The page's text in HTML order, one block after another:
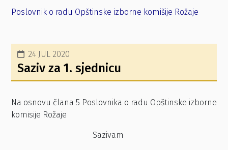
Poslovnik o radu Opštinske izborne komišije Rožaje
24 JUL 2020
Saziv za 1. sjednicu
Na osnovu člana 5 Poslovnika o radu Opštinske izborne
komisije Rožaje
Sazivam